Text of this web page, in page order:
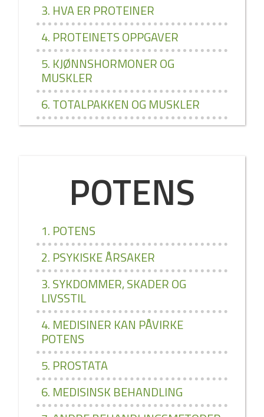
3. HVA ER PROTEINER
4. PROTEINETS OPPGAVER
5. KJØNNSHORMONER OG
MUSKLER
6. TOTALPAKKEN OG MUSKLER
POTENS
1. POTENS
2. PSYKISKE ÅRSAKER
3. SYKDOMMER, SKADER OG
LIVSSTIL
4. MEDISINER KAN PÅVIRKE
POTENS
5. PROSTATA
6. MEDISINSK BEHANDLING